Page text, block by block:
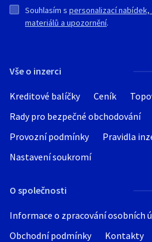
Vše o inzerci
Kreditové balíčky Ceník
Rady pro bezpečné obchodování
Provozní podmínky
Pravidla
Nastavení soukromí
O společnosti
Informace o zpracování osobních
Obchodní podmínky
Kontakty
Souhlasím s personalizací
materiálů a upozornění.